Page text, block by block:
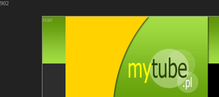
902
start